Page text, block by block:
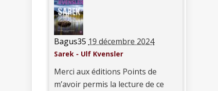
Bagus35 19 décembre 2024
Sarek - Ulf Kvensler
Merci aux éditions Points de
m’avoir permis la lecture de ce